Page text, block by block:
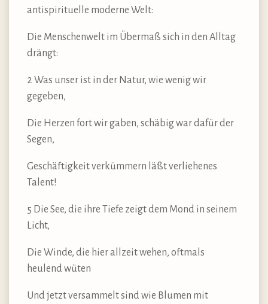
antispirituelle moderne Welt:
Die Menschenwelt im Übermaß sich in den Alltag
drängt:
2 Was unser ist in der Natur, wie wenig wir
gegeben,
Die Herzen fort wir gaben, schäbig war dafür der
Segen,
Geschäftigkeit verkümmern läßt verliehenes
Talent!
5 Die See, die ihre Tiefe zeigt dem Mond in seinem
Licht,
Die Winde, die hier allzeit wehen, oftmals
heulend wüten
Und jetzt versammelt sind wie Blumen mit